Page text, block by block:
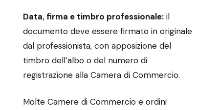
Data, firma e timbro professionale: il
documento deve essere firmato in originale
dal professionista, con apposizione del
timbro dell’albo o del numero di
registrazione alla Camera di Commercio.
Molte Camere di Commercio e ordini